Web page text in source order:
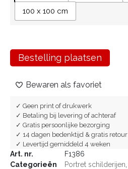
100 x 100 cm
Bestelling plaatsen
Bewaren als favoriet
✓ Geen print of drukwerk
✓ Betaling bij levering of achteraf
✓ Gratis persoonlijke bezorging
✓ 14 dagen bedenktijd & gratis retour
✓ Levertijd gemiddeld 4 weken
Art. nr.
F1386
Categorieën
Portret schilderijen